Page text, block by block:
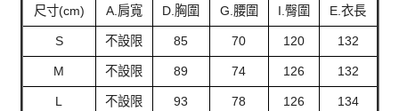
尺寸(cm) A.肩寬 D.胸圍 G.腰圍 I.臀圍 E.衣長
S 不設限 85 70 120 132
M 不設限 89 74 126 132
L 不設限 93 78 126 134